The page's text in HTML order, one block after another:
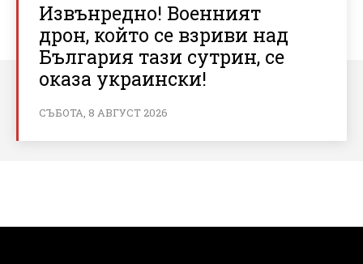
Извънредно! Военният
дрон, който се взриви над
България тази сутрин, се
оказа украински!
СЪБОТА, 8 АВГУСТ 2026